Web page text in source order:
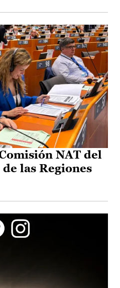
NAT del
las Regiones